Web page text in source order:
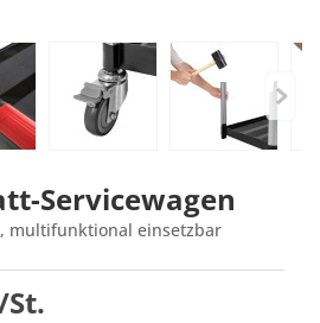
Servicewagen
multifunktional einsetzbar